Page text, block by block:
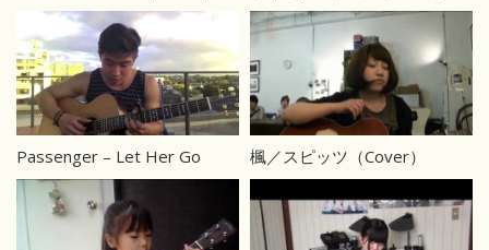
Passenger – Let Her Go 楓／スピッツ（Cover）